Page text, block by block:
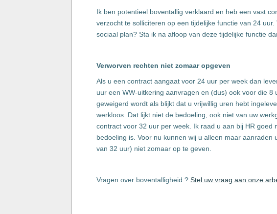
Ik ben potentieel boventallig verklaard en heb een vast
verzocht te solliciteren op een tijdelijke functie van 24
sociaal plan? Sta ik na afloop van deze tijdelijke functie
Verworven rechten niet zomaar opgeven
Als u een contract aangaat voor 24 uur per week dan
uur een WW-uitkering aanvragen en (dus) ook voor die 8
geweigerd wordt als blijkt dat u vrijwillig uren hebt
werkloos. Dat lijkt niet de bedoeling, ook niet van uw
contract voor 32 uur per week. Ik raad u aan bij HR goed
bedoeling is. Voor nu kunnen wij u alleen maar
van 32 uur) niet zomaar op te geven.
Vragen over boventalligheid ? Stel uw vraag aan onze